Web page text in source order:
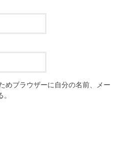
めブラウザーに自分の名前、メー